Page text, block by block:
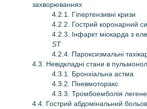
захворюваннях
4.2.1. Гіпертензивні кризи
4.2.2. Гострий коронарний
4.2.3. Iнфаркт міокарда з
ST
4.2.4. Пароксизмальні
4.3. Невідкладні стани в
4.3.1. Бронхіальна астма
4.3.2. Пневмоторакс
4.3.3. Тромбоемболія
4.4. Гострий абдомінальний